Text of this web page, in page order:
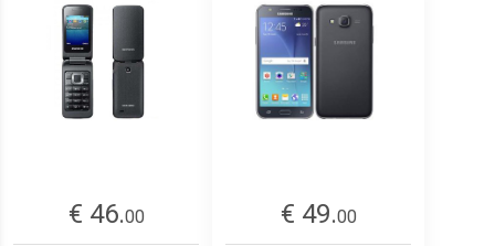
€ 46.00
€ 49.00